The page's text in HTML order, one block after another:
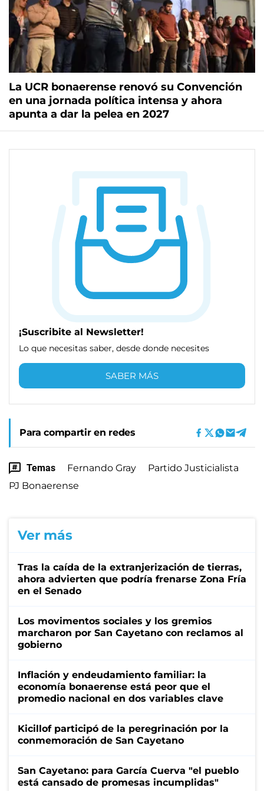
La UCR bonaerense renovó su Convención
en una jornada política intensa y ahora
apunta a dar la pelea en 2027
¡Suscribite al Newsletter!
Lo que necesitas saber, desde donde necesites
SABER MÁS
Para compartir en redes
Temas Fernando Gray
Partido Justicialista
PJ Bonaerense
Ver más
Tras la caída de la extranjerización de tierras,
ahora advierten que podría frenarse Zona Fría
en el Senado
Los movimentos sociales y los gremios
marcharon por San Cayetano con reclamos al
gobierno
Inflación y endeudamiento familiar: la
economía bonaerense está peor que el
promedio nacional en dos variables clave
Kicillof participó de la peregrinación por la
conmemoración de San Cayetano
San Cayetano: para García Cuerva "el pueblo
está cansado de promesas incumplidas"